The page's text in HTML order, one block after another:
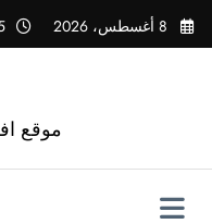
التجاوز
إلى
8 أغسطس، 2026
موقع